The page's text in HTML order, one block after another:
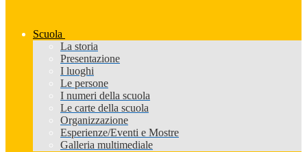
Scuola
La storia
Presentazione
I luoghi
Le persone
I numeri della scuola
Le carte della scuola
Organizzazione
Esperienze/Eventi e Mostre
Galleria multimediale